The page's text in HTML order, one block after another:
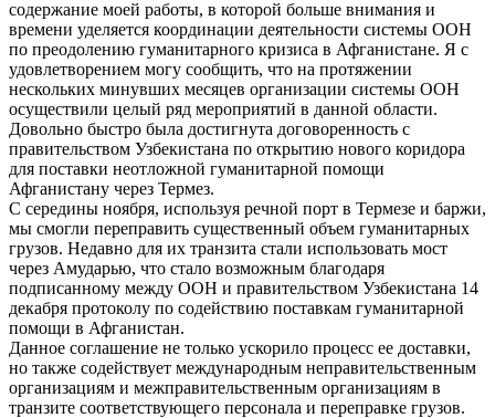
содержание моей работы, в которой больше внимания и
времени уделяется координации деятельности системы ООН
по преодолению гуманитарного кризиса в Афганистане. Я с
удовлетворением могу сообщить, что на протяжении
нескольких минувших месяцев организации системы ООН
осуществили целый ряд мероприятий в данной области.
Довольно быстро была достигнута договоренность с
правительством Узбекистана по открытию нового коридора
для поставки неотложной гуманитарной помощи
Афганистану через Термез.
С середины ноября, используя речной порт в Термезе и баржи,
мы смогли переправить существенный объем гуманитарных
грузов. Недавно для их транзита стали использовать мост
через Амударью, что стало возможным благодаря
подписанному между ООН и правительством Узбекистана 14
декабря протоколу по содействию поставкам гуманитарной
помощи в Афганистан.
Данное соглашение не только ускорило процесс ее доставки,
но также содействует международным неправительственным
организациям и межправительственным организациям в
транзите соответствующего персонала и переправке грузов.